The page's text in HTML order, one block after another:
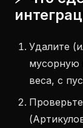
Удалите
мусорную
веса, с